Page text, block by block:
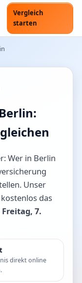
Vergleich
starten
Wer in Berlin
Unser
das
Freitag, 7.
direkt online